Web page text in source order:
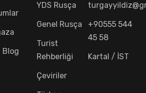
Blog
YDS Rusça
Genel Rusça
Turist
Rehberliği
Çeviriler
+90555 544
45 58
Kartal / İST